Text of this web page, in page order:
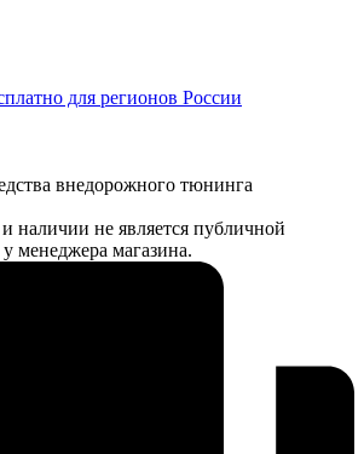
для регионов России
внедорожного тюнинга
наличии не является публичной
менеджера магазина.